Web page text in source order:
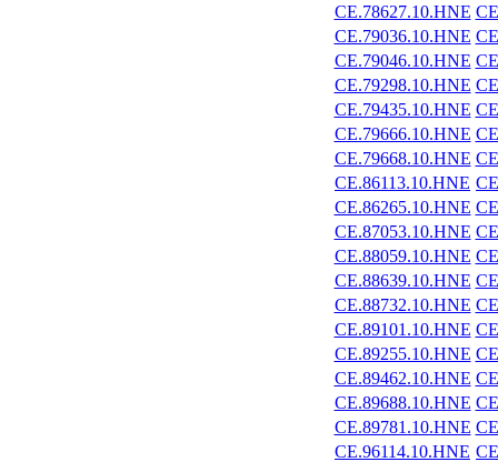
CE.78627.10.HNE
CE.79036.10.HNE
CE.79046.10.HNE
CE.79298.10.HNE
CE.79435.10.HNE
CE.79666.10.HNE
CE.79668.10.HNE
CE.86113.10.HNE
CE.86265.10.HNE
CE.87053.10.HNE
CE.88059.10.HNE
CE.88639.10.HNE
CE.88732.10.HNE
CE.89101.10.HNE
CE.89255.10.HNE
CE.89462.10.HNE
CE.89688.10.HNE
CE.89781.10.HNE
CE.96114.10.HNE